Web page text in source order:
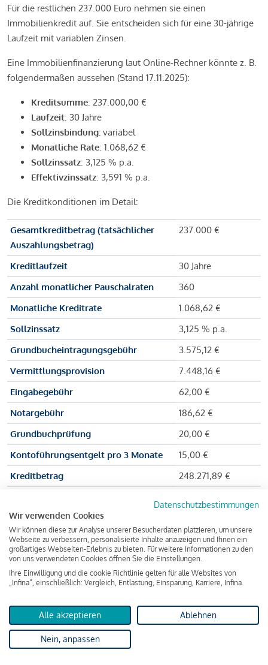
Für die restlichen 237.000 Euro nehmen sie einen
Immobilienkredit auf. Sie entscheiden sich für eine 30-jährige
Laufzeit mit variablen Zinsen.
Eine Immobilienfinanzierung laut Online-Rechner könnte z. B.
folgendermaßen aussehen (Stand 17.11.2025):
Kreditsumme: 237.000,00 €
Laufzeit: 30 Jahre
Sollzinsbindung: variabel
Monatliche Rate: 1.068,62 €
Sollzinssatz: 3,125 % p.a.
Effektivzinssatz: 3,591 % p.a.
Die Kreditkonditionen im Detail:
Gesamtkreditbetrag (tatsächlicher
Auszahlungsbetrag)
237.000 €
Kreditlaufzeit
30 Jahre
Anzahl monatlicher Pauschalraten
360
Monatliche Kreditrate
1.068,62 €
Sollzinssatz
3,125 % p.a.
Grundbucheintragungsgebühr
3.575,12 €
Vermittlungsprovision
7.448,16 €
Eingabegebühr
62,00 €
Notargebühr
186,62 €
Grundbuchprüfung
20,00 €
Kontoführungsentgelt pro 3 Monate
15,00 €
Kreditbetrag
248.271,89 €
Zu zahlender Gesamtbetrag
Kreditvermittler
INFINA Credit
Broker GmbH
von 237.000 Euro ausgezahlt, um die Wohnung zu kaufen.
Darüber hinaus fallen aber noch einige Gebühren an (z. B. die
Grundbucheintragungsgebühr), sodass die Bank den
Datenschutzbestimmungen
Wir verwenden Cookies
Wir können diese zur Analyse unserer Besucherdaten platzieren, um unsere
Webseite zu verbessern, personalisierte Inhalte anzuzeigen und Ihnen ein
großartiges Webseiten-Erlebnis zu bieten. Für weitere Informationen zu den
von uns verwendeten Cookies öffnen Sie die Einstellungen.
Ihre Einwilligung und die cookie Richtlinie gelten für alle Websites von
„Infina“, einschließlich: Vergleich, Entlastung, Einsparung, Karriere, Infina.
Alle akzeptieren Ablehnen
Nein, anpassen